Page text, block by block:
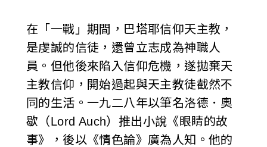
在「一戰」期間，巴塔耶信仰天主教，
是虔誠的信徒，還曾立志成為神職人
員。但他後來陷入信仰危機，遂拋棄天
主教信仰，開始過起與天主教徒截然不
同的生活。一九二八年以筆名洛德．奧
歇（Lord Auch）推出小說《眼睛的故
事》，後以《情色論》廣為人知。他的